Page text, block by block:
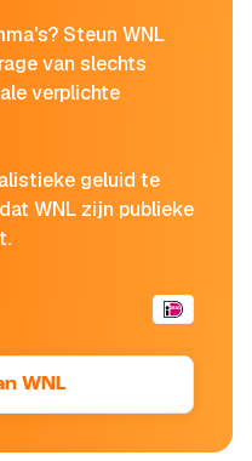
Steun WNL
van slechts
verplichte
geluid te
WNL zijn publieke
WNL